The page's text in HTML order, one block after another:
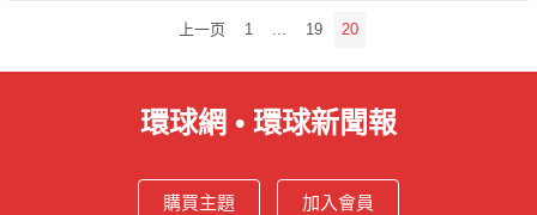
分
上一页 1 19 20
環球網 • 環球新聞報
購買主題 加入會員